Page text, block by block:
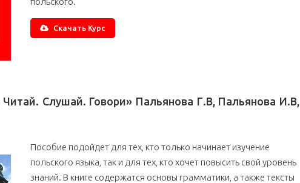
Скачать Курс
Слушай. Говори» Пальянова Г.В, Пальянова И.В,
Пособие подойдет для тех, кто только начинает изучение
польского языка, так и для тех, кто хочет повысить свой уровень
знаний. В книге содержатся основы грамматики, а также тексты